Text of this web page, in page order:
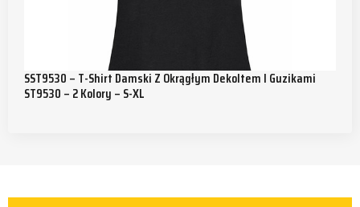
SST9530 – T-Shirt Damski Z Okrągłym Dekoltem I Guzikami
ST9530 – 2 Kolory – S-XL